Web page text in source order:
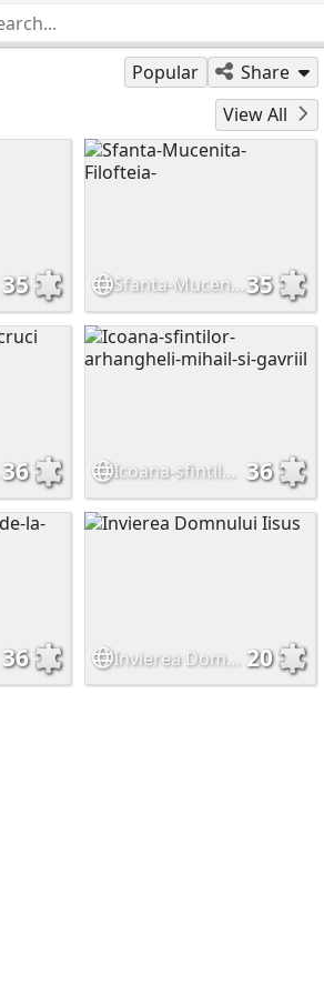
Popular Share
View All
35 Sfanta-Mucenita-Filofteia- 35
36 Icoana-sfintilor-arhangheli-mihail-si-gavriil 36
36 Invierea Domnului Iisus 20